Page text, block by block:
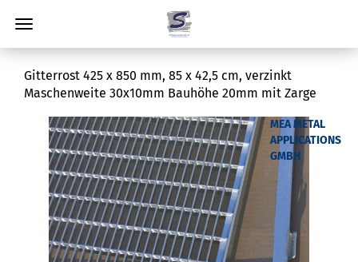
Gitterrost 425 x 850 mm, 85 x 42,5 cm, verzinkt
Maschenweite 30x10mm Bauhöhe 20mm mit Zarge
MEA METAL
APPLICATIONS
GMBH